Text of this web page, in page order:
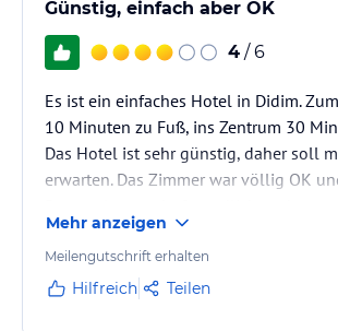
können Sie sich entspannen und die
aktive Gäste bietet das Hotel Billard, Darts und
Es gibt auch regelmäßig Livemusik am Pool
denen Sie teilnehmen können.
Hinweis: Verfasst von HolidayCheck mit
Angaben ohne Gewähr. Bitte lies vor der
verbindlichenAngebotsdetailsdes
Günstig, einfach aber OK
4 / 6
Es ist ein einfaches Hotel in Didim.
10 Minuten zu Fuß, ins Zentrum 30
Das Hotel ist sehr günstig, daher soll
erwarten. Das Zimmer war völlig OK
Der Pool ist im Schatten, sehr kalt,
gereicht. Das Essen war OK aber es
sein. Die Suppen waren sehr gut,
Mehr anzeigen
Meilengutschrift erhalten
Hilfreich Teilen